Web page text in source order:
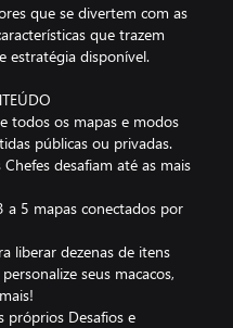
que se divertem com as
que trazem
estratégia disponível.
todos os mapas e modos
públicas ou privadas.
desafiam até as mais
a 5 mapas conectados por
liberar dezenas de itens
seus macacos,
próprios Desafios e